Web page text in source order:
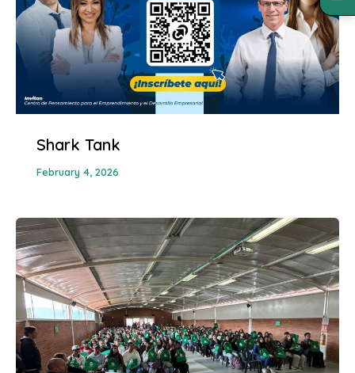
Shark Tank
February 4, 2026